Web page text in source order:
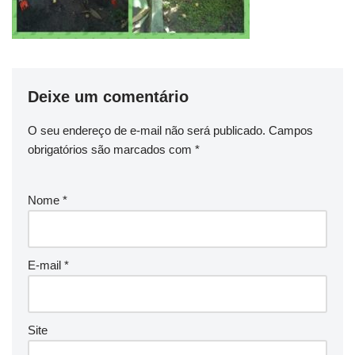
Deixe um comentário
O seu endereço de e-mail não será publicado. Campos
obrigatórios são marcados com *
Nome *
E-mail *
Site